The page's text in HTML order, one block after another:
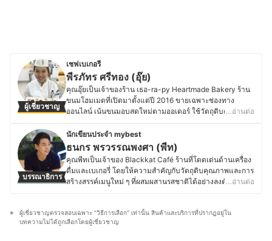
ผู้เชี่ยวชาญ
เชฟเบเกอรี
พีรภัทร ศรีทอง (อุ๊ย)
คุณอุ๊ยเป็นเจ้าของร้าน เธอ-ra-py Heartmade Bakery ร้าน
ขนมโฮมเมดที่เปิดมาตั้งแต่ปี 2016 ขายเฉพาะช่องทาง
ออนไลน์ เน้นขนมอบสดใหม่ตามออเดอร์ ใช้วัตถุดิบคุณภาพ
ศึกษาด้านจุลชีววิทยา จากมหาวิทยาลัยศรีนครินทรวิโรฒ แต่
ด้วยความหลงใหลในขนม คุณอุ๊ยจึงศึกษาต่อด้านการทำขนม
ที่ Le Cordon Bleu Dusit ฝึกฝนจนสามารถเปิดร้านของตัว
เอง และยังคงเรียนเพิ่มเติมจากเชฟแชมป์โลก อีกทั้งยังศึกษาดู
งานด้านขนมปังที่ไต้หวันมาอย่างสม่ำเสมอ ต่อมาในปี 2020
คุณอุ๊ยเริ่มศึกษาและทำงานด้าน Technical Sale &
ในปี 2023 ได้ร่วมงานวิจัยกับมหาวิทยาลัยศรีนครินทรวิโรฒ
และทีม Coffee Innovation Research Unit พัฒนา Cascara
…อ่านต่อ
บรรณาธิการ
นักเขียนประจำ mybest
ธนกร พรวรรณพงศา (พีท)
คุณพีทเป็นเจ้าของ Blackkat Café ร้านที่โดดเด่นด้านเครื่อง
ดื่มและเบเกอรี่ โดยให้ความสำคัญกับวัตถุดิบคุณภาพและการ
สร้างสรรค์เมนูใหม่ ๆ ที่ผสมผสานรสชาติได้อย่างลงตัว ด้วย
ตกแต่งเมนูให้มีเอกลักษณ์ และพื้นฐานด้านการท่องเที่ยวและ
การโรงแรมจากมหาวิทยาลัยเนชั่น ยังส่งเสริมให้คุณพีทเข้าใจ
…อ่านต่อ
ผู้เชี่ยวชาญตรวจสอบเฉพาะ "วิธีการเลือก" เท่านั้น สินค้าและบริการที่ปรากฏอยู่ใน
บทความไม่ได้ถูกเลือกโดยผู้เชี่ยวชาญ